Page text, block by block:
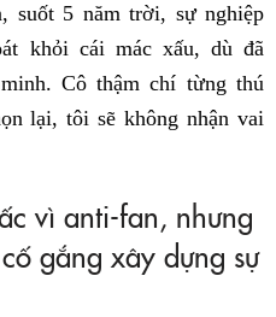
suốt 5 năm trời, sự nghiệp
khỏi cái mác xấu, dù đã
Cô thậm chí từng thú
lại, tôi sẽ không nhận vai
vì anti-fan, nhưng
gắng xây dựng sự